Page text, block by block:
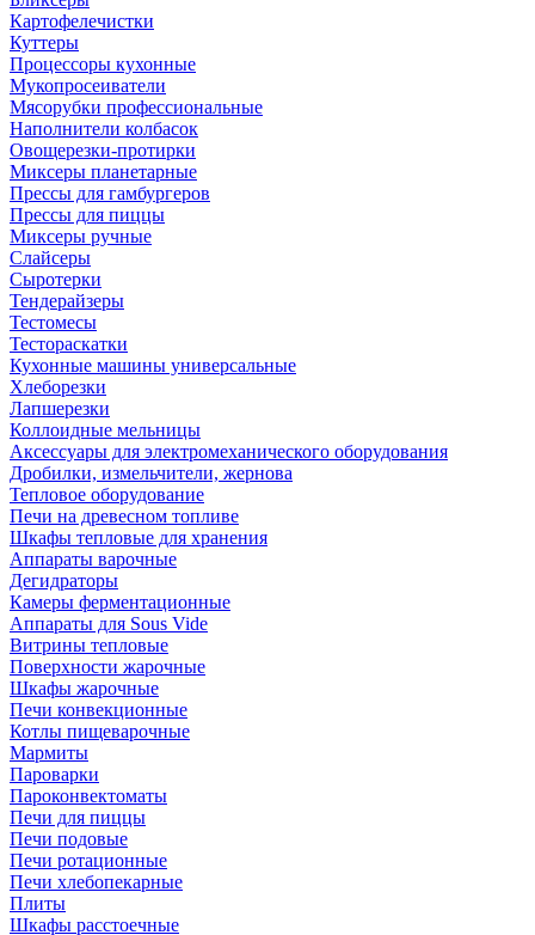
Картофелечистки
Куттеры
Процессоры кухонные
Мукопросеиватели
Мясорубки профессиональные
Наполнители колбасок
Овощерезки-протирки
Миксеры планетарные
Прессы для гамбургеров
Прессы для пиццы
Миксеры ручные
Слайсеры
Сыротерки
Тендерайзеры
Тестомесы
Тестораскатки
Кухонные машины универсальные
Хлеборезки
Лапшерезки
Коллоидные мельницы
Аксессуары для электромеханического оборудования
Дробилки, измельчители, жернова
Тепловое оборудование
Печи на древесном топливе
Шкафы тепловые для хранения
Аппараты варочные
Дегидраторы
Камеры ферментационные
Аппараты для Sous Vide
Витрины тепловые
Поверхности жарочные
Шкафы жарочные
Печи конвекционные
Котлы пищеварочные
Мармиты
Пароварки
Пароконвектоматы
Печи для пиццы
Печи подовые
Печи ротационные
Печи хлебопекарные
Плиты
Шкафы расстоечные